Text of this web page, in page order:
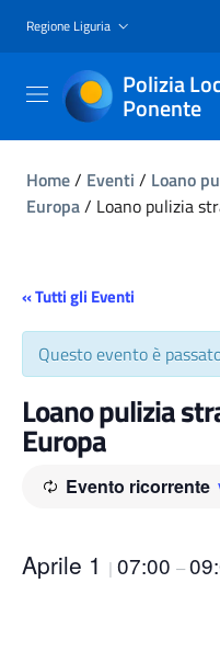
Regione Liguria
Polizia
Ponente
Home/ Eventi / Loano
Europa/ Loano pulizia
« Tutti gli Eventi
Questo evento è
Loano pulizia
Europa
Evento ricorrente
Aprile 1 | 07:00 –